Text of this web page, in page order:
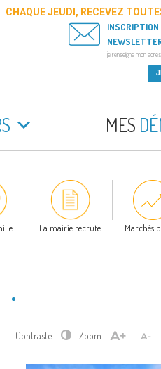
CHAQUE JEUDI, RECEVEZ
INSCRIPTION
MES
La mairie recrute Marchés
Contraste Zoom